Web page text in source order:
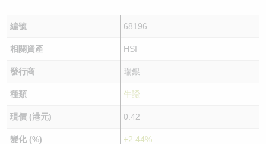
編號 68196
相關資產 HSI
發行商 瑞銀
種類 牛證
現價 (港元) 0.42
變化 (%) +2.44%